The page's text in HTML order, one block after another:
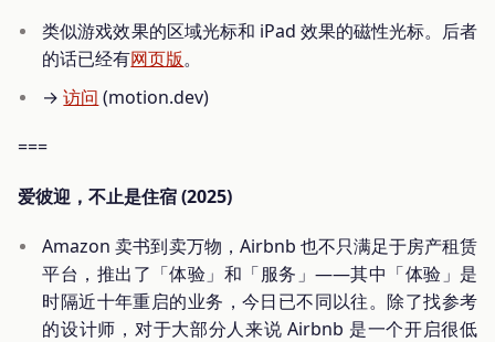
类似游戏效果的区域光标和 iPad 效果的磁性光标。后者
的话已经有网页版。
→访问 (motion.dev)
===
爱彼迎，不止是住宿 (2025)
Amazon 卖书到卖万物，Airbnb 也不只满足于房产租赁
平台，推出了「体验」和「服务」——其中「体验」是
时隔近十年重启的业务，今日已不同以往。除了找参考
的设计师，对于大部分人来说 Airbnb 是一个开启很低